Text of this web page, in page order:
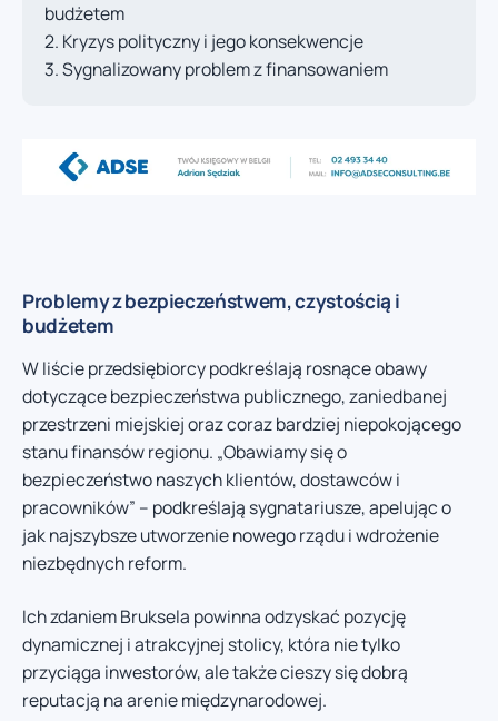
budżetem
Kryzys polityczny i jego konsekwencje
Sygnalizowany problem z finansowaniem
Problemy z bezpieczeństwem, czystością i
budżetem
W liście przedsiębiorcy podkreślają rosnące obawy
dotyczące bezpieczeństwa publicznego, zaniedbanej
przestrzeni miejskiej oraz coraz bardziej niepokojącego
stanu finansów regionu. „Obawiamy się o
bezpieczeństwo naszych klientów, dostawców i
pracowników” – podkreślają sygnatariusze, apelując o
jak najszybsze utworzenie nowego rządu i wdrożenie
niezbędnych reform.
Ich zdaniem Bruksela powinna odzyskać pozycję
dynamicznej i atrakcyjnej stolicy, która nie tylko
przyciąga inwestorów, ale także cieszy się dobrą
reputacją na arenie międzynarodowej.